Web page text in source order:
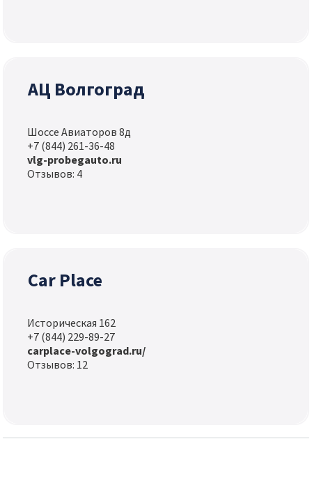
АЦ Волгоград
Шоссе Авиаторов 8д
+7 (844) 261-36-48
vlg-probegauto.ru
Отзывов: 4
Car Place
Историческая 162
+7 (844) 229-89-27
carplace-volgograd.ru/
Отзывов: 12